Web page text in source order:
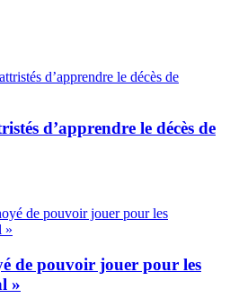
d’apprendre le décès de
de pouvoir jouer pour les
»